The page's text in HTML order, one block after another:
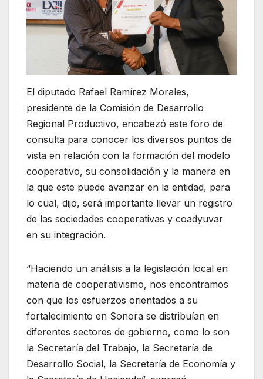
El diputado Rafael Ramírez Morales,
presidente de la Comisión de Desarrollo
Regional Productivo, encabezó este foro de
consulta para conocer los diversos puntos de
vista en relación con la formación del modelo
cooperativo, su consolidación y la manera en
la que este puede avanzar en la entidad, para
lo cual, dijo, será importante llevar un registro
de las sociedades cooperativas y coadyuvar
en su integración.
“Haciendo un análisis a la legislación local en
materia de cooperativismo, nos encontramos
con que los esfuerzos orientados a su
fortalecimiento en Sonora se distribuían en
diferentes sectores de gobierno, como lo son
la Secretaría del Trabajo, la Secretaría de
Desarrollo Social, la Secretaría de Economía y